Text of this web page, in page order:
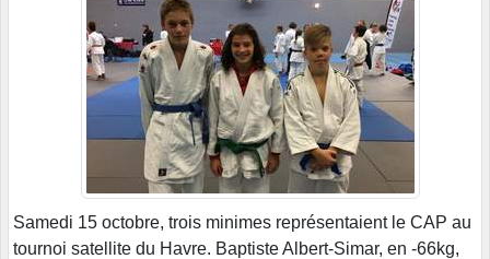
Samedi 15 octobre, trois minimes représentaient le CAP au
tournoi satellite du Havre. Baptiste Albert-Simar, en -66kg,